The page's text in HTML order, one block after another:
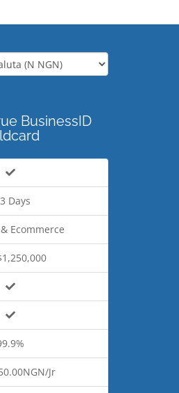
BusinessID
Days
Ecommerce
Jr